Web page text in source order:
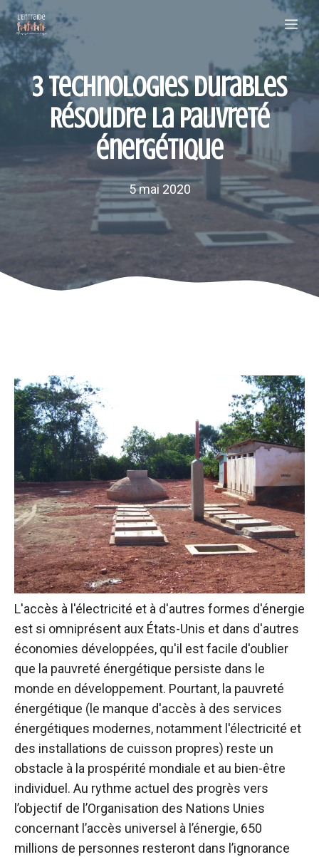
Aller
contenu
3 Technologies durables
Résoudre la pauvreté
énergétique
5 mai 2020
L'accès à l'électricité et à d'autres formes d'énergie
est si omniprésent aux États-Unis et dans d'autres
économies développées, qu'il est facile d'oublier
que la pauvreté énergétique persiste dans le
monde en développement. Pourtant, la pauvreté
énergétique (le manque d'accès à des services
énergétiques modernes, notamment l'électricité et
des installations de cuisson propres) reste un
obstacle à la prospérité mondiale et au bien-être
individuel. Au rythme actuel des progrès vers
l’objectif de l’Organisation des Nations Unies
concernant l’accès universel à l’énergie, 650
millions de personnes resteront dans l’ignorance